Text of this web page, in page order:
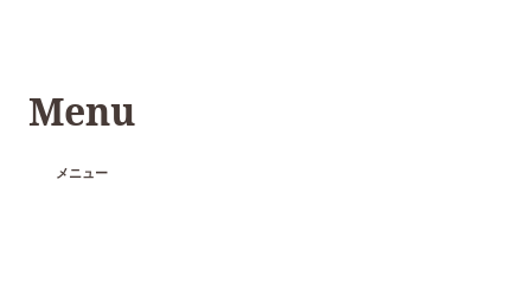
Menu
メニュー